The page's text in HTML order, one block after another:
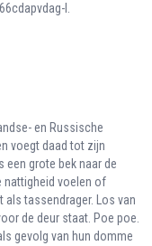
l.
en Russische
voegt daad tot zijn
een grote bek naar de
nattigheid voelen of
als tassendrager. Los van
de deur staat. Poe poe.
gevolg van hun domme